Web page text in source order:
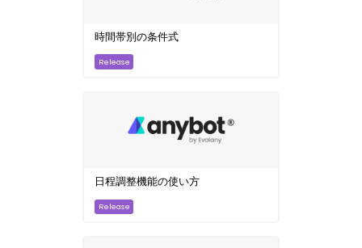
時間帯別の条件式
日程調整機能の使い方